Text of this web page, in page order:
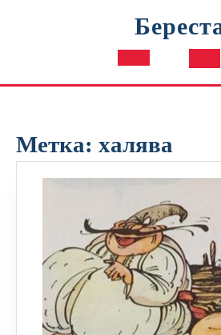
Кнопка
Метка: халява